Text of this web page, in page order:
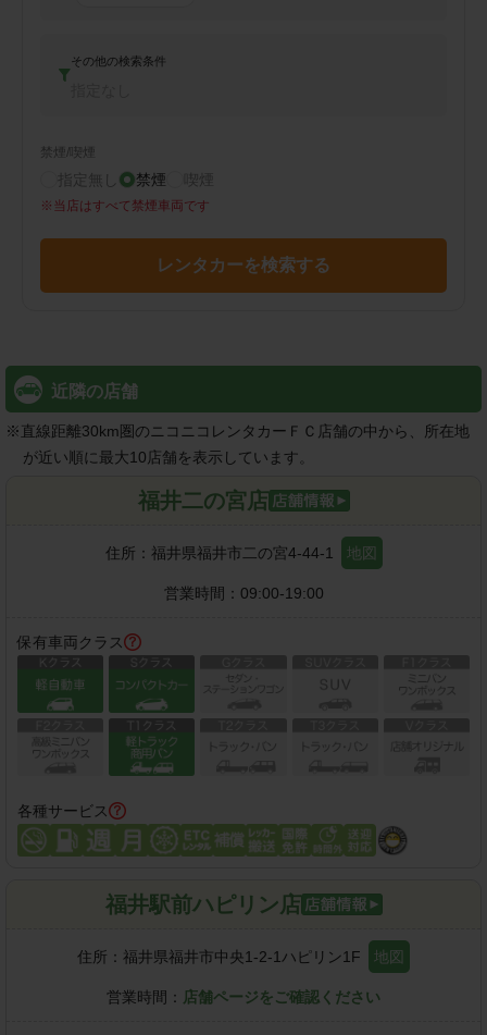
その他の検索条件
禁煙/喫煙
指定無し 禁煙 喫煙
※ 当店はすべて禁煙車両です
レンタカーを検索する
近隣の店舗
※直線距離30km圏のニコニコレンタカーＦＣ店舗の中から、所在地
が近い順に最大10店舗を表示しています。
福井二の宮店
住所： 福井県福井市二の宮4-44-1 地図
営業時間： 09:00-19:00
保有車両クラス
各種サービス
福井駅前ハピリン店
住所： 福井県福井市中央1-2-1ハピリン1F 地図
営業時間： 店舗ページをご確認ください